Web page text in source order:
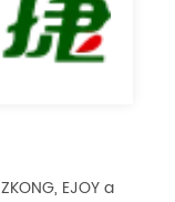
EJOY a